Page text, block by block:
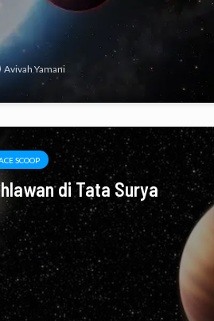
Avivah Yamani
SCOOP
di Tata Surya